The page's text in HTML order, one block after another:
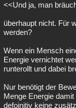
<<Und ja, man
überhaupt nicht. Für
werden?
Wenn ein Mensch
Energie vernichtet
runterollt und dabei
Nur benötigt der
Menge Energie
defoinitiv keine